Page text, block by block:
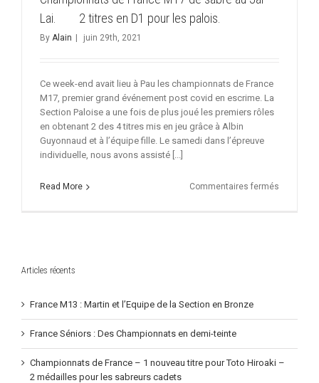
Lai. 2 titres en D1 pour les palois.
By Alain juin 29th, 2021
Ce week-end avait lieu à Pau les championnats de France
M17, premier grand événement post covid en escrime. La
Section Paloise a une fois de plus joué les premiers rôles
en obtenant 2 des 4 titres mis en jeu grâce à Albin
Guyonnaud et à l’équipe fille. Le samedi dans l’épreuve
individuelle, nous avons assisté [...]
Read More Commentaires fermés
pour
Articles récents
France M13 : Martin et l’Equipe de la Section en Bronze
France Séniors : Des Championnats en demi-teinte
Championnats de France – 1 nouveau titre pour Toto Hiroaki –
2 médailles pour les sabreurs cadets